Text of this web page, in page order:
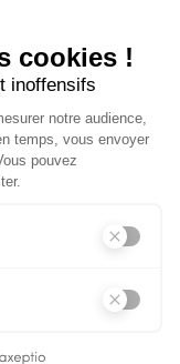
Visiperf